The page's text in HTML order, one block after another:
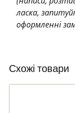
ласка,
оформленні
Схожі товари